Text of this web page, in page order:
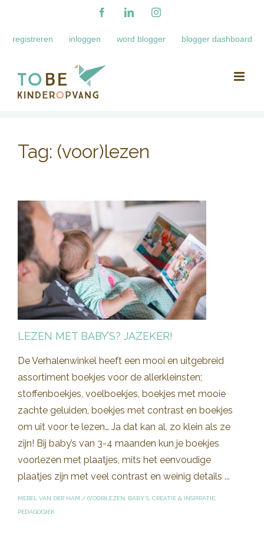
inhoud
FacebookLinkedInInstagram
registreren inloggen word blogger blogger dashboard
Tag: (voor)lezen
LEZEN MET BABY’S? JAZEKER!
De Verhalenwinkel heeft een mooi en uitgebreid
assortiment boekjes voor de allerkleinsten;
stoffenboekjes, voelboekjes, boekjes met mooie
zachte geluiden, boekjes met contrast en boekjes
om uit voor te lezen… Ja dat kan al, zo klein als ze
zijn! Bij baby’s van 3-4 maanden kun je boekjes
voorlezen met plaatjes, mits het eenvoudige
plaatjes zijn met veel contrast en weinig details ...
MEREL VAN DER HAM / (VOOR)LEZEN BABY'S CREATIE & INSPIRATIE
PEDAGOGIEK